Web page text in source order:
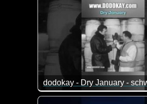
dodokay - Dry January -
Na dann ist doch eine tolle